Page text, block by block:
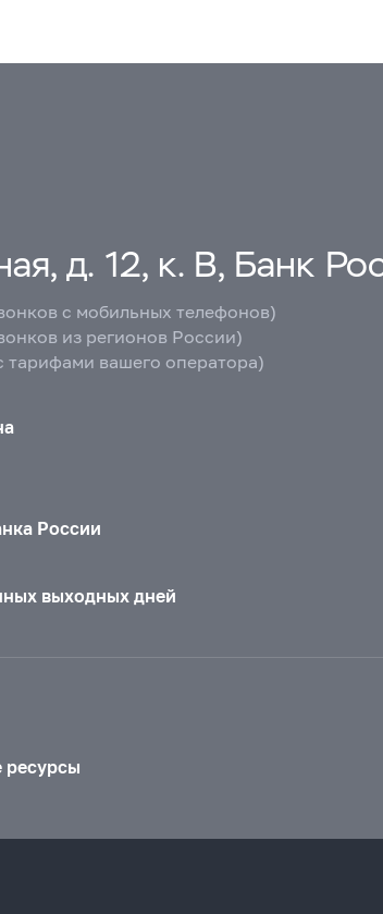
д. 12, к. В, Банк
с мобильных телефонов)
из регионов России)
тарифами вашего оператора)
России
выходных дней
ресурсы